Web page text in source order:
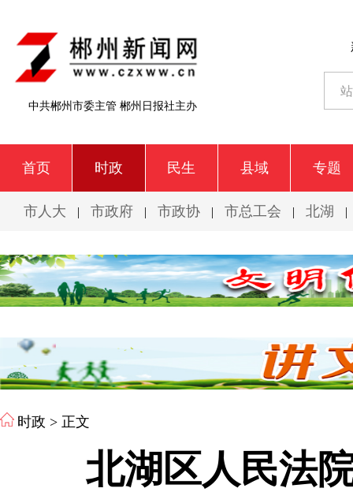
中共郴州市委主管 郴州日报社主办
首页 时政 民生 县域 专题
市人大 | 市政府 | 市政协 | 市总工会 | 北湖 |
时政 > 正文
北湖区人民法